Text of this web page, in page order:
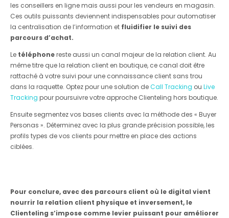
les conseillers en ligne mais aussi pour les vendeurs en magasin.
Ces outils puissants deviennent indispensables pour automatiser
la centralisation de l’information et fluidifier le suivi des
parcours d’achat.
Le téléphonereste aussi un canal majeur de la relation client. Au
même titre que la relation client en boutique, ce canal doit être
rattaché à votre suivi pour une connaissance client sans trou
dans la raquette. Optez pour une solution deCall Tracking ou Live
Tracking pour poursuivre votre approche Clienteling hors boutique.
Ensuite segmentez vos bases clients avec la méthode des « Buyer
Personas ». Déterminez avec la plus grande précision possible, les
profils types de vos clients pour mettre en place des actions
ciblées.
Pour conclure, avec des parcours client où le digital vient
nourrir la relation client physique et inversement, le
Clienteling s’impose comme levier puissant pour améliorer